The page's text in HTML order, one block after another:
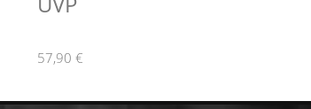
57,90 €